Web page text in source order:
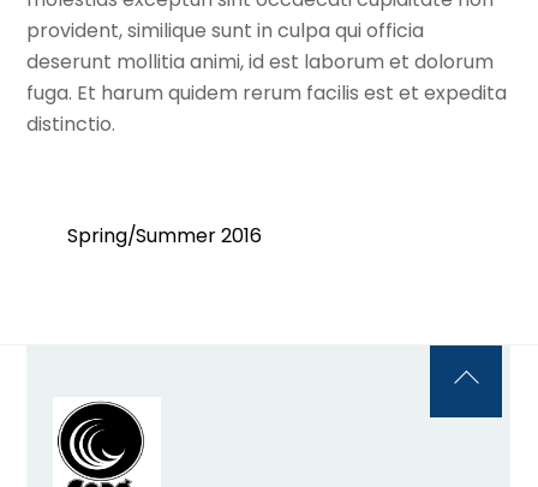
provident, similique sunt in culpa qui officia
deserunt mollitia animi, id est laborum et dolorum
fuga. Et harum quidem rerum facilis est et expedita
distinctio.
Spring/Summer 2016